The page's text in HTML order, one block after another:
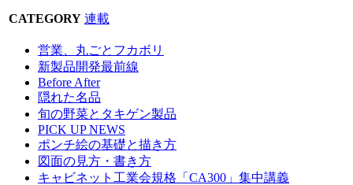
CATEGORY 連載
営業、丸ごとフカボリ
新製品開発最前線
Before After
隠れた名品
旬の野菜とタキゲン製品
PICK UP NEWS
ポンチ絵の基礎と描き方
図面の見方・書き方
キャビネット工業会規格「CA300」集中講義